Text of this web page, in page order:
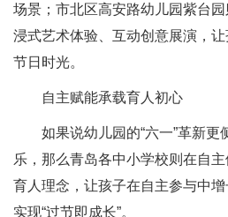
场景；市北区高安路幼儿园紫台
浸式艺术体验、互动创意展演，
节日时光。
自主赋能承载育人初心
如果说幼儿园的“六一”革新
乐，那么青岛各中小学校则在自
育人理念，让孩子在自主参与中
实现“过节即成长”。